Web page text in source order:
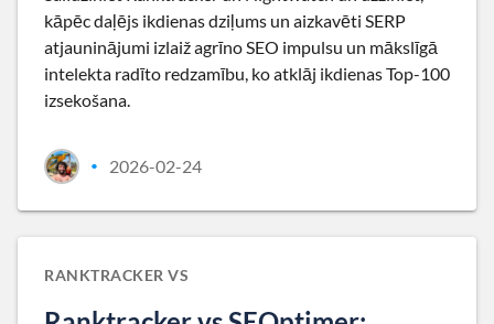
kāpēc daļējs ikdienas dziļums un aizkavēti SERP
atjauninājumi izlaiž agrīno SEO impulsu un mākslīgā
intelekta radīto redzamību, ko atklāj ikdienas Top-100
izsekošana.
• 2026-02-24
RANKTRACKER VS